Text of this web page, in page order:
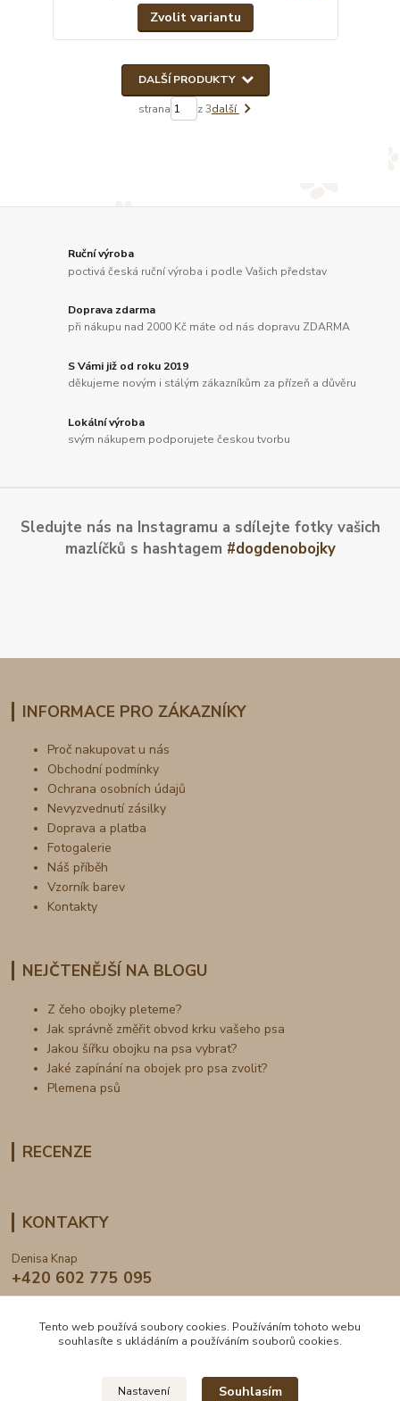
Zvolit variantu
DALŠÍ PRODUKTY
strana z 3další
Ruční výroba
poctivá česká ruční výroba i podle Vašich představ
Doprava zdarma
při nákupu nad 2000 Kč máte od nás dopravu ZDARMA
S Vámi již od roku 2019
děkujeme novým i stálým zákazníkům za přízeň a důvěru
Lokální výroba
svým nákupem podporujete českou tvorbu
Sledujte nás na Instagramu a sdílejte fotky vašich
mazlíčků s hashtagem #dogdenobojky
INFORMACE PRO ZÁKAZNÍKY
Proč nakupovat u nás
Obchodní podmínky
Ochrana osobních údajů
Nevyzvednutí zásilky
Doprava a platba
Fotogalerie
Náš příběh
Vzorník barev
Kontakty
NEJČTENĚJŠÍ NA BLOGU
Z čeho obojky pleteme?
Jak správně změřit obvod krku vašeho psa
Jakou šířku obojku na psa vybrat?
Jaké zapínání na obojek pro psa zvolit?
Plemena psů
RECENZE
KONTAKTY
Denisa Knap
+420 602 775 095
Tento web používá soubory cookies. Používáním tohoto webu
souhlasíte s ukládáním a používáním souborů cookies.
Nastavení Souhlasím